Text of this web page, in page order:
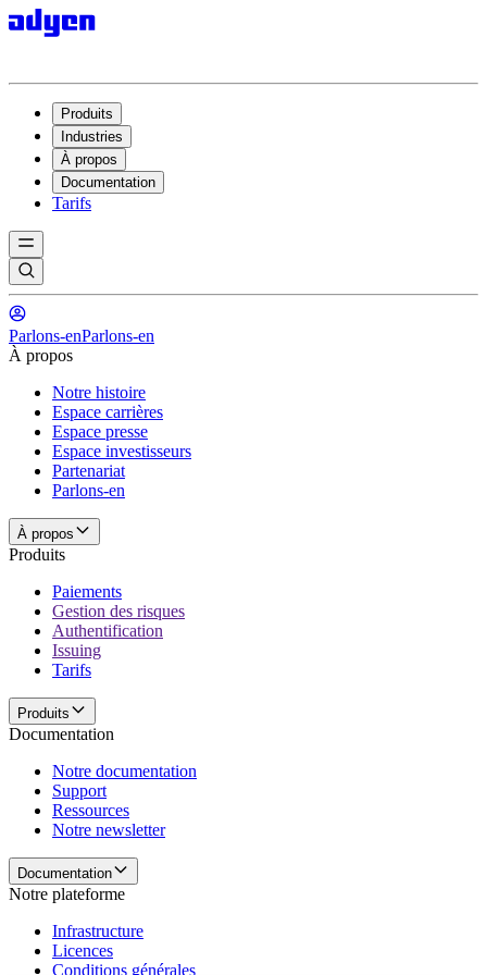
Produits
Industries
À propos
Documentation
Tarifs
Parlons-enParlons-en
À propos
Notre histoire
Espace carrières
Espace presse
Espace investisseurs
Partenariat
Parlons-en
À propos
Produits
Paiements
Gestion des risques
Authentification
Issuing
Tarifs
Produits
Documentation
Notre documentation
Support
Ressources
Notre newsletter
Documentation
Notre plateforme
Infrastructure
Licences
Conditions générales